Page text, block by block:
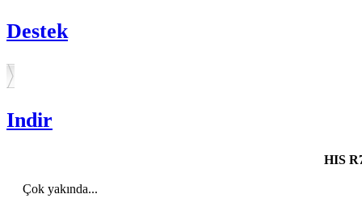
Destek
Indir
HIS
Çok yakında...